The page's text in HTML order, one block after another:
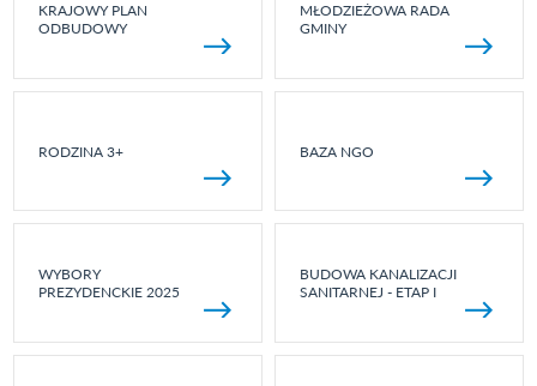
KRAJOWY PLAN
ODBUDOWY
MŁODZIEŻOWA RADA
GMINY
RODZINA 3+ BAZA NGO
WYBORY
PREZYDENCKIE 2025
BUDOWA KANALIZACJI
SANITARNEJ - ETAP I